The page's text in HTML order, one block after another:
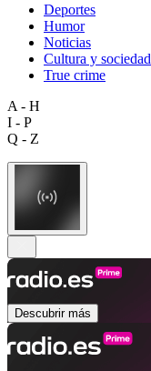
Deportes
Humor
Noticias
Cultura y sociedad
True crime
A - H
I - P
Q - Z
Descubrir más